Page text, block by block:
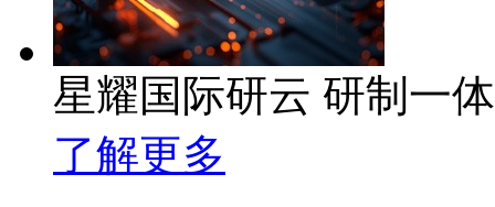
星耀国际研云 研制一
了解更多